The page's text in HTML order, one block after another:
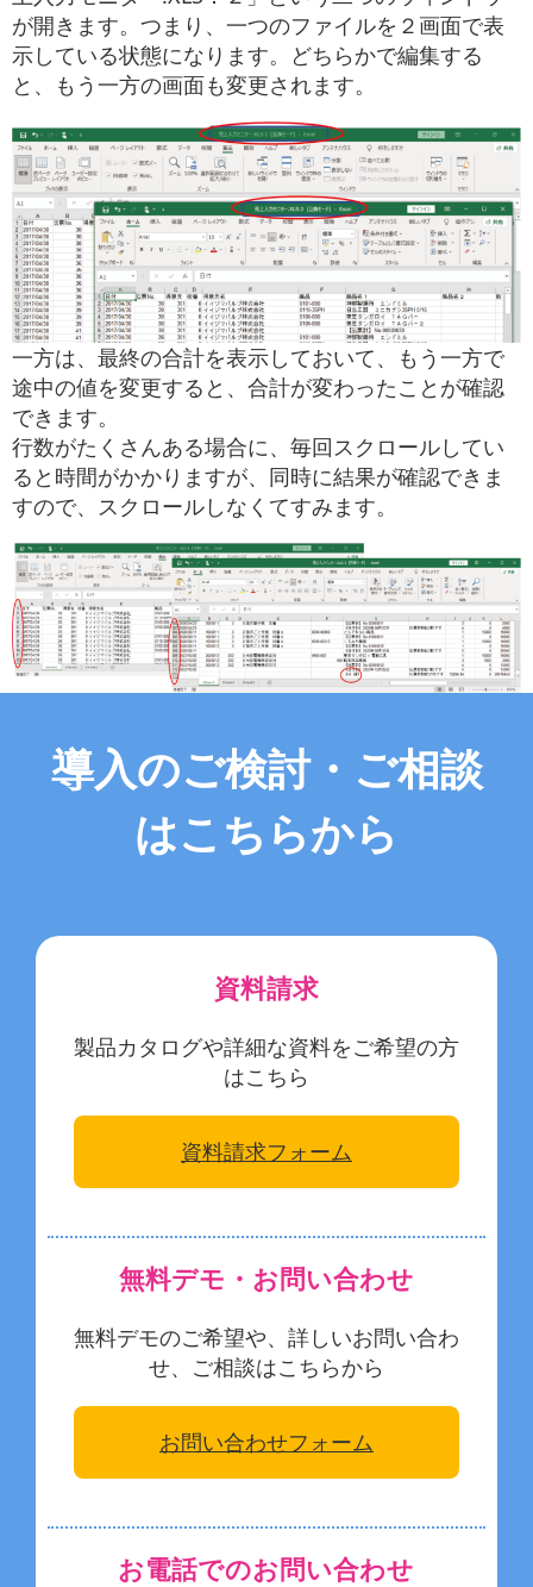
が開きます。つまり、一つのファイルを２画面で表
示している状態になります。どちらかで編集する
と、もう一方の画面も変更されます。
一方は、最終の合計を表示しておいて、もう一方で
途中の値を変更すると、合計が変わったことが確認
できます。
行数がたくさんある場合に、毎回スクロールしてい
ると時間がかかりますが、同時に結果が確認できま
すので、スクロールしなくてすみます。
導入のご検討・ご相談
はこちらから
資料請求
製品カタログや詳細な資料をご希望の方
はこちら
資料請求フォーム
無料デモ・お問い合わせ
無料デモのご希望や、詳しいお問い合わ
せ、ご相談はこちらから
お問い合わせフォーム
お電話でのお問い合わせ